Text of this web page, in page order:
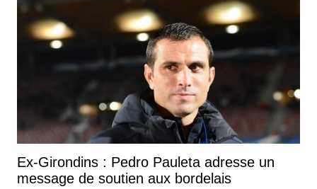
Ex-Girondins : Pedro Pauleta adresse un
message de soutien aux bordelais